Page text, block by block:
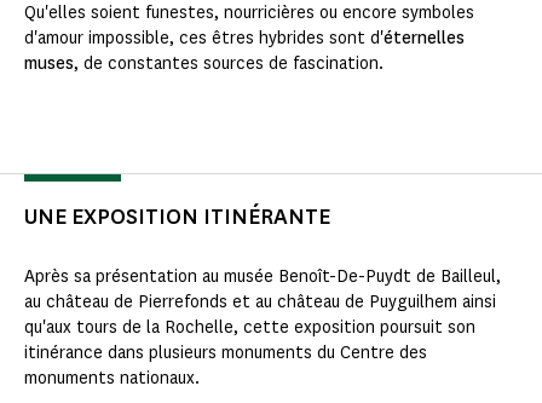
Qu'elles soient funestes, nourricières ou encore symboles
d'amour impossible, ces êtres hybrides sont d'éternelles
muses, de constantes sources de fascination.
UNE EXPOSITION ITINÉRANTE
Après sa présentation au musée Benoît-De-Puydt de Bailleul,
au château de Pierrefonds et au château de Puyguilhem ainsi
qu'aux tours de la Rochelle, cette exposition poursuit son
itinérance dans plusieurs monuments du Centre des
monuments nationaux.